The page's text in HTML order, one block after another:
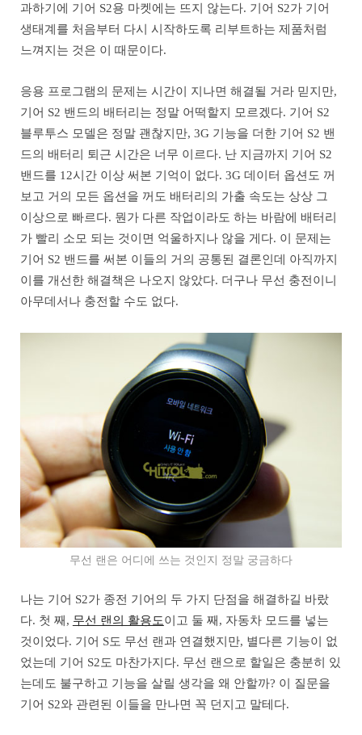
과하기에 기어 S2용 마켓에는 뜨지 않는다. 기어 S2가 기어
생태계를 처음부터 다시 시작하도록 리부트하는 제품처럼
느껴지는 것은 이 때문이다.
응용 프로그램의 문제는 시간이 지나면 해결될 거라 믿지만,
기어 S2 밴드의 배터리는 정말 어떡할지 모르겠다. 기어 S2
블루투스 모델은 정말 괜찮지만, 3G 기능을 더한 기어 S2 밴
드의 배터리 퇴근 시간은 너무 이르다. 난 지금까지 기어 S2
밴드를 12시간 이상 써본 기억이 없다. 3G 데이터 옵션도 꺼
보고 거의 모든 옵션을 꺼도 배터리의 가출 속도는 상상 그
이상으로 빠르다. 뭔가 다른 작업이라도 하는 바람에 배터리
가 빨리 소모 되는 것이면 억울하지나 않을 게다. 이 문제는
기어 S2 밴드를 써본 이들의 거의 공통된 결론인데 아직까지
이를 개선한 해결책은 나오지 않았다. 더구나 무선 충전이니
아무데서나 충전할 수도 없다.
무선 랜은 어디에 쓰는 것인지 정말 궁금하다
나는 기어 S2가 종전 기어의 두 가지 단점을 해결하길 바랐
다. 첫 째, 무선 랜의 활용도이고 둘 째, 자동차 모드를 넣는
것이었다. 기어 S도 무선 랜과 연결했지만, 별다른 기능이 없
었는데 기어 S2도 마찬가지다. 무선 랜으로 할일은 충분히 있
는데도 불구하고 기능을 살릴 생각을 왜 안할까? 이 질문을
기어 S2와 관련된 이들을 만나면 꼭 던지고 말테다.